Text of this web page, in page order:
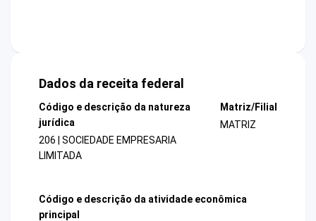
Dados da receita federal
Código e descrição da natureza
jurídica
206 | SOCIEDADE EMPRESARIA
LIMITADA
Matriz/Filial
MATRIZ
Código e descrição da atividade econômica
principal